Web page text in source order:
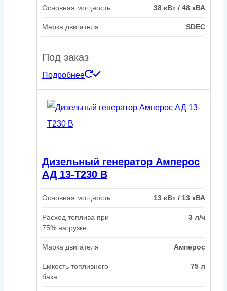
Основная мощность 38 кВт / 48 кВА
Марка двигателя SDEC
Под заказ
Подробнее
Дизельный генератор Амперос
АД 13-Т230 B
Основная мощность 13 кВт / 13 кВА
Расход топлива при
75% нагрузке
3 л/ч
Марка двигателя Амперос
Емкость топливного
бака
75 л